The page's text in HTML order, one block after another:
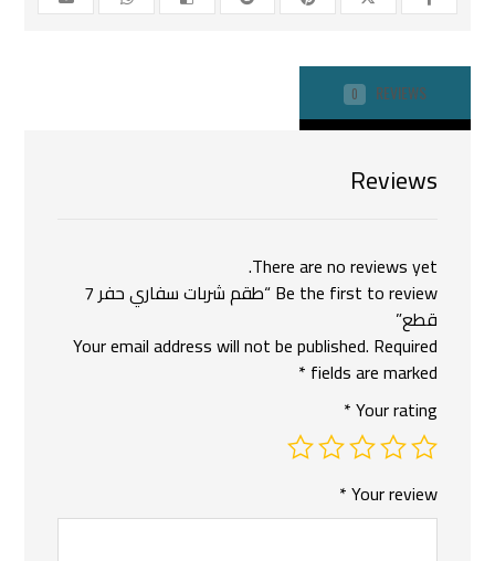
REVIEWS
0
Reviews
There are no reviews yet.
Be the first to review “طقم شربات سفاري حفر 7
قطع”
Your email address will not be published. Required
fields are marked
*
Your rating
*
Your review
*